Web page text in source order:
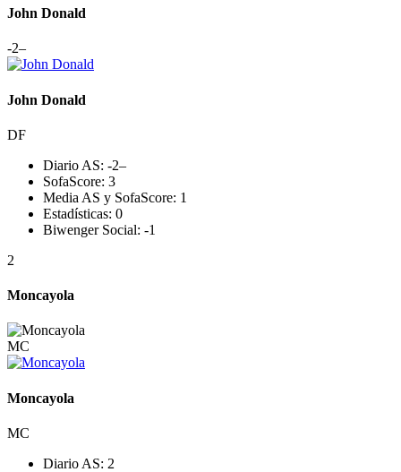
John Donald
-2–
John Donald
DF
Diario AS: -2–
SofaScore: 3
Media AS y SofaScore: 1
Estadísticas: 0
Biwenger Social: -1
2
Moncayola
MC
Moncayola
MC
Diario AS: 2